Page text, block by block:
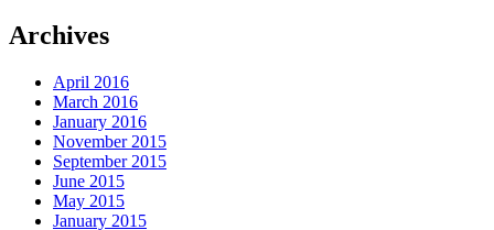
Archives
April 2016
March 2016
January 2016
November 2015
September 2015
June 2015
May 2015
January 2015